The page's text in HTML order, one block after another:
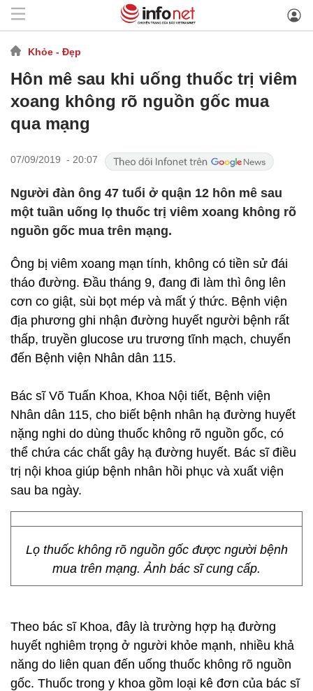
Khỏe - Đẹp
Hôn mê sau khi uống thuốc trị viêm
xoang không rõ nguồn gốc mua
qua mạng
07/09/2019 - 20:07
Người đàn ông 47 tuổi ở quận 12 hôn mê sau
một tuần uống lọ thuốc trị viêm xoang không rõ
nguồn gốc mua trên mạng.
Ông bị viêm xoang mạn tính, không có tiền sử đái
tháo đường. Đầu tháng 9, đang đi làm thì ông lên
cơn co giật, sùi bọt mép và mất ý thức. Bệnh viện
địa phương ghi nhận đường huyết người bệnh rất
thấp, truyền glucose ưu trương tĩnh mạch, chuyển
đến Bệnh viện Nhân dân 115.
Bác sĩ Võ Tuấn Khoa, Khoa Nội tiết, Bệnh viện
Nhân dân 115, cho biết bệnh nhân hạ đường huyết
nặng nghi do dùng thuốc không rõ nguồn gốc, có
thể chứa các chất gây hạ đường huyết. Bác sĩ điều
trị nội khoa giúp bệnh nhân hồi phục và xuất viện
sau ba ngày.
Lọ thuốc không rõ nguồn gốc được người bệnh
mua trên mạng. Ảnh bác sĩ cung cấp.
Theo bác sĩ Khoa, đây là trường hợp hạ đường
huyết nghiêm trọng ở người khỏe mạnh, nhiều khả
năng do liên quan đến uống thuốc không rõ nguồn
gốc. Thuốc trong y khoa gồm loại kê đơn của bác sĩ